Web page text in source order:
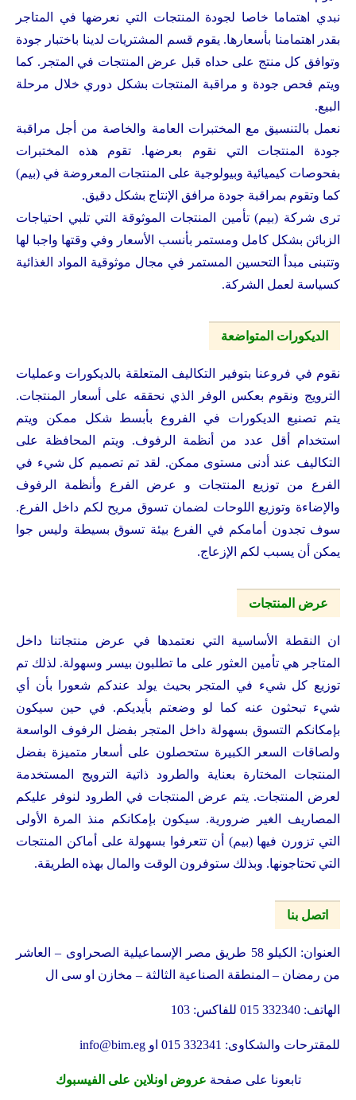
نبدي اهتماما خاصا لجودة المنتجات التي نعرضها في المتاجر
بقدر اهتمامنا بأسعارها. يقوم قسم المشتريات لدينا باختبار جودة
وتوافق كل منتج على حداه قبل عرض المنتجات في المتجر. كما
ويتم فحص جودة و مراقبة المنتجات بشكل دوري خلال مرحلة
البيع.
نعمل بالتنسيق مع المختبرات العامة والخاصة من أجل مراقبة
جودة المنتجات التي نقوم بعرضها. تقوم هذه المختبرات
بفحوصات كيميائية وبيولوجية على المنتجات المعروضة في (بيم)
كما وتقوم بمراقبة جودة مرافق الإنتاج بشكل دقيق.
ترى شركة (بيم) تأمين المنتجات الموثوقة التي تلبي احتياجات
الزبائن بشكل كامل ومستمر بأنسب الأسعار وفي وقتها واجبا لها
وتتبنى مبدأ التحسين المستمر في مجال موثوقية المواد الغذائية
كسياسة لعمل الشركة.
الديكورات المتواضعة
نقوم في فروعنا بتوفير التكاليف المتعلقة بالديكورات وعمليات
الترويج ونقوم بعكس الوفر الذي نحققه على أسعار المنتجات.
يتم تصنيع الديكورات في الفروع بأبسط شكل ممكن ويتم
استخدام أقل عدد من أنظمة الرفوف. ويتم المحافظة على
التكاليف عند أدنى مستوى ممكن. لقد تم تصميم كل شيء في
الفرع من توزيع المنتجات و عرض الفرع وأنظمة الرفوف
والإضاءة وتوزيع اللوحات لضمان تسوق مريح لكم داخل الفرع.
سوف تجدون أمامكم في الفرع بيئة تسوق بسيطة وليس جوا
يمكن أن يسبب لكم الإزعاج.
عرض المنتجات
ان النقطة الأساسية التي نعتمدها في عرض منتجاتنا داخل
المتاجر هي تأمين العثور على ما تطلبون بيسر وسهولة. لذلك تم
توزيع كل شيء في المتجر بحيث يولد عندكم شعورا بأن أي
شيء تبحثون عنه كما لو وضعتم بأيديكم. في حين سيكون
بإمكانكم التسوق بسهولة داخل المتجر بفضل الرفوف الواسعة
ولصاقات السعر الكبيرة ستحصلون على أسعار متميزة بفضل
المنتجات المختارة بعناية والطرود ذاتية الترويج المستخدمة
لعرض المنتجات. يتم عرض المنتجات في الطرود لنوفر عليكم
المصاريف الغير ضرورية. سيكون بإمكانكم منذ المرة الأولى
التي تزورن فيها (بيم) أن تتعرفوا بسهولة على أماكن المنتجات
التي تحتاجونها. وبذلك ستوفرون الوقت والمال بهذه الطريقة.
اتصل بنا
العنوان: الكيلو 58 طريق مصر الإسماعيلية الصحراوى – العاشر
من رمضان – المنطقة الصناعية الثالثة – مخازن او سى ال
الهاتف: 332340 015 للفاكس: 103
للمقترحات والشكاوى: 332341 015 او info@bim.eg
تابعونا على صفحة عروض اونلاين على الفيسبوك